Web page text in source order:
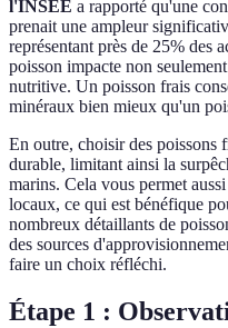
l'INSEE a rapporté qu'une
prenait une ampleur
représentant près de 25% des
poisson impacte non
nutritive. Un poisson frais
minéraux bien mieux qu'un
En outre, choisir des poissons
durable, limitant ainsi la
marins. Cela vous permet
locaux, ce qui est bénéfique
nombreux détaillants de
des sources
faire un choix réfléchi.
Étape 1 :